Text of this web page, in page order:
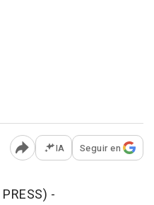
Abrir opciones para
IA Seguir en
-